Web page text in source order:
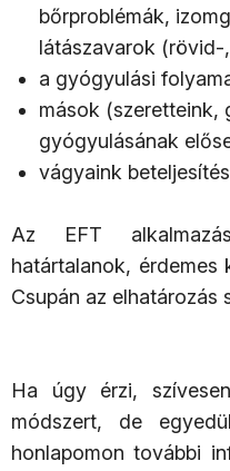
bőrproblémák,
látászavarok (rövid-
a gyógyulási
mások (szeretteink,
gyógyulásának
vágyaink
Az EFT
határtalanok, érdemes
Csupán az elhatározás
Ha úgy érzi,
módszert, de
honlapomon további